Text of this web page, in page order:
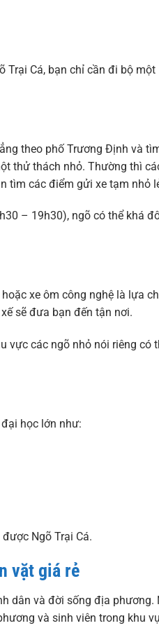
Trại Cá, bạn chỉ cần đi bộ một
theo phố Trương Định và
thử thách nhỏ. Thường thì
tìm các điểm gửi xe tạm nhỏ
– 19h30), ngõ có thể khá
xe ôm công nghệ là lựa
sẽ đưa bạn đến tận nơi.
vực các ngõ nhỏ nói riêng có
học lớn như:
Ngõ Trại Cá.
vặt giá rẻ
dân và đời sống địa phương.
và sinh viên trong khu